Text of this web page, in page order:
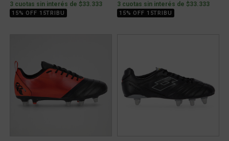
3 cuotas sin interés de $33.333
15% OFF 15TRIBU
3 cuotas sin interés de $33.333
15% OFF 15TRIBU